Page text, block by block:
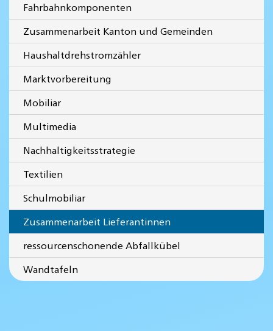
Fahrbahnkomponenten
Zusammenarbeit Kanton und Gemeinden
Haushaltdrehstromzähler
Marktvorbereitung
Mobiliar
Multimedia
Nachhaltigkeitsstrategie
Textilien
Schulmobiliar
Zusammenarbeit Lieferantinnen
ressourcenschonende Abfallkübel
Wandtafeln